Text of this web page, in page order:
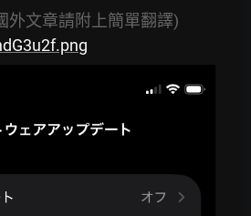
外文章請附上簡單翻譯)